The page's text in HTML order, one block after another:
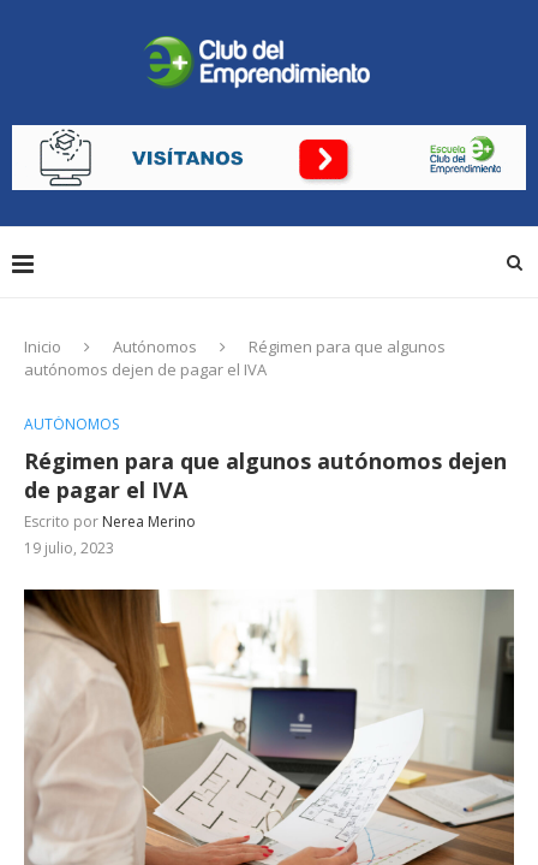
Inicio Autónomos
Régimen para que algunos
autónomos dejen de pagar el IVA
AUTÓNOMOS
Régimen para que algunos autónomos dejen
de pagar el IVA
Escrito por Nerea Merino
19 julio, 2023